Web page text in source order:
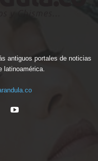
antiguos portales de noticias
latinoamérica.